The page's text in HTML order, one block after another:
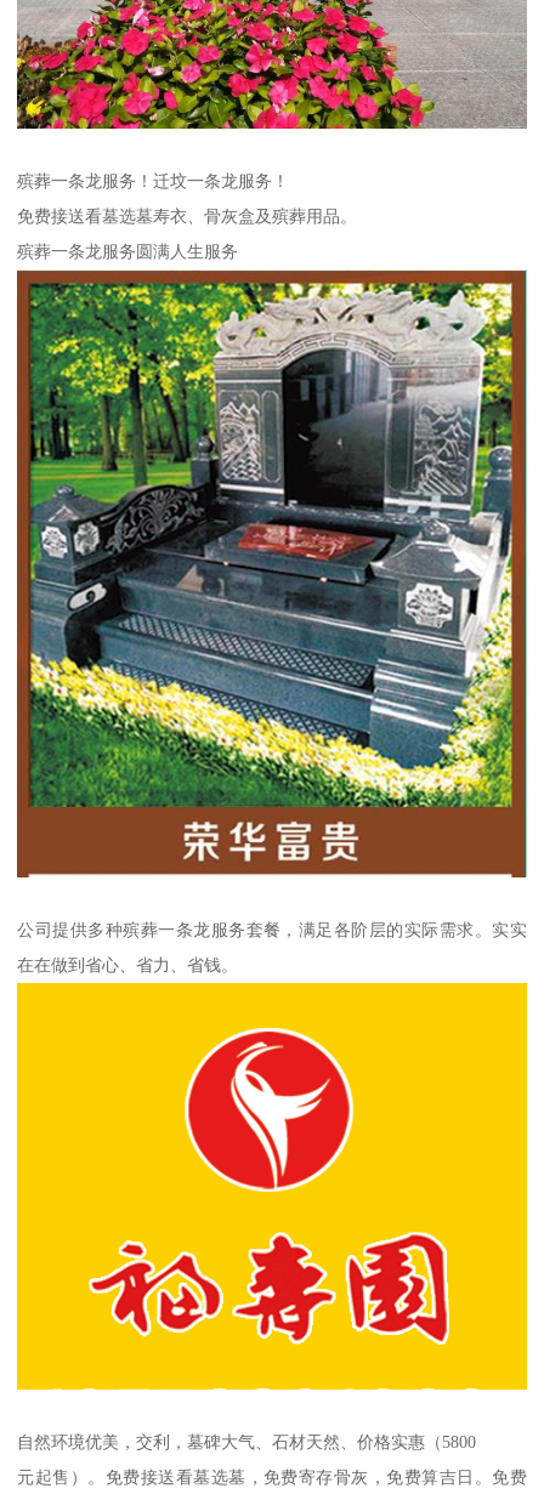
殡葬一条龙服务！迁坟一条龙服务！
免费接送看墓选墓寿衣、骨灰盒及殡葬用品。
殡葬一条龙服务圆满人生服务
公司提供多种殡葬一条龙服务套餐，满足各阶层的实际需求。实实
在在做到省心、省力、省钱。
自然环境优美，交利，墓碑大气、石材天然、价格实惠（5800
元起售）。免费接送看墓选墓，免费寄存骨灰，免费算吉日。免费